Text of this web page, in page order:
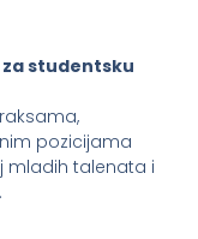
za studentsku
pozicijama
mladih talenata i